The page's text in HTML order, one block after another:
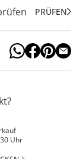
PRÜFEN
Uhr